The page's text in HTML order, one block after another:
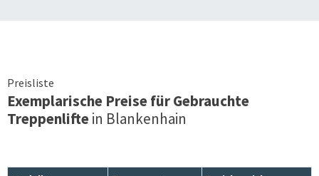
Preisliste
Exemplarische Preise für Gebrauchte
Treppenliftein Blankenhain